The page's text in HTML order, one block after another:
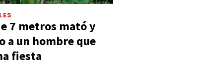
7 metros mató y
a un hombre que
fiesta